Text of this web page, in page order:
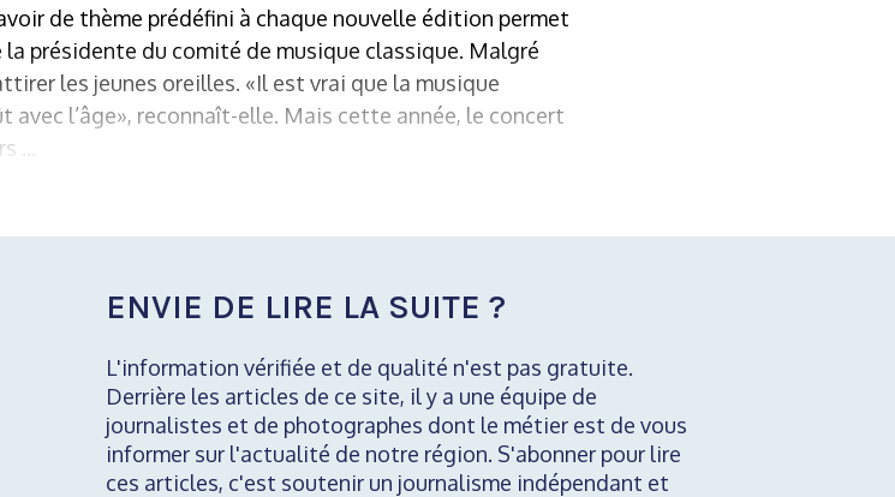
de thème prédéfini à chaque nouvelle édition permet
présidente du comité de musique classique. Malgré
les jeunes oreilles. «Il est vrai que la musique
l’âge», reconnaît-elle. Mais cette année, le concert
...
ENVIE DE LIRE LA SUITE ?
L'information vérifiée et de qualité n'est pas gratuite.
Derrière les articles de ce site, il y a une équipe de
journalistes et de photographes dont le métier est de vous
informer sur l'actualité de notre région. S'abonner pour lire
ces articles, c'est soutenir un journalisme indépendant et